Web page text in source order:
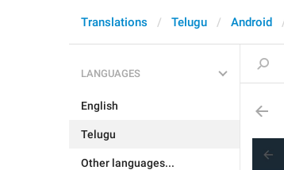
Translations Telugu Android
LANGUAGES
English
Telugu
Other languages...